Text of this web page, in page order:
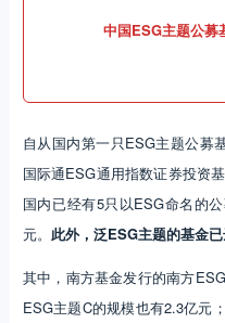
中国ESG主题公募
自从国内第一只ESG主题公
国际通ESG通用指数证券投资
国内已经有5只以ESG命名的
元。 此外，泛ESG主题的基金
其中，南方基金发行的南方
ESG主题C的规模也有2.3亿元